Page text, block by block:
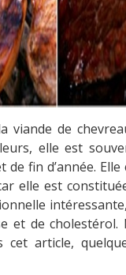
viande de
elle est
de fin d’année.
elle est
et de
cet article,